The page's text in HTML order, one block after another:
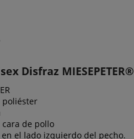
Disfraz MIESEPETER®
poliéster
de pollo
el lado izquierdo del pecho.